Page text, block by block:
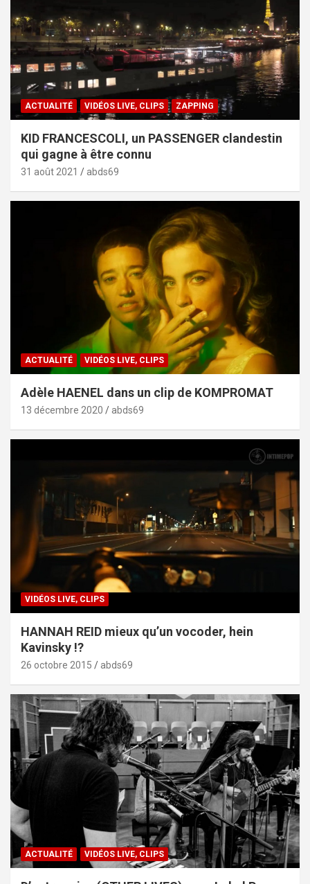
ACTUALITÉ VIDÉOS LIVE, CLIPS ZAPPING
KID FRANCESCOLI, un PASSENGER clandestin
qui gagne à être connu
31 août 2021 abds69
ACTUALITÉ VIDÉOS LIVE, CLIPS
Adèle HAENEL dans un clip de KOMPROMAT
13 décembre 2020 abds69
VIDÉOS LIVE, CLIPS
HANNAH REID mieux qu’un vocoder, hein
Kavinsky !?
26 octobre 2015 abds69
ACTUALITÉ VIDÉOS LIVE, CLIPS